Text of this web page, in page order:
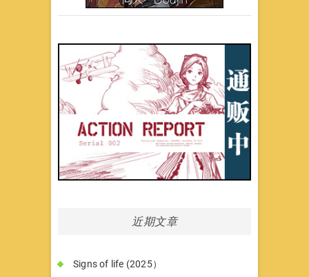
近期文章
Signs of life (2025）